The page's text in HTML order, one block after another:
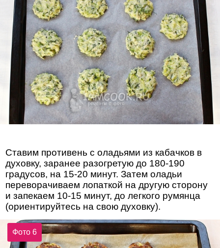
Ставим противень с оладьями из кабачков в
духовку, заранее разогретую до 180-190
градусов, на 15-20 минут. Затем оладьи
переворачиваем лопаткой на другую сторону
и запекаем 10-15 минут, до легкого румянца
(ориентируйтесь на свою духовку).
Фото 6